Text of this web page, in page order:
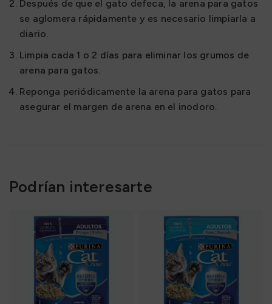
Después de que el gato defeca, la arena para gatos
se aglomera rápidamente y es necesario limpiarla a
diario.
Limpia cada 1 o 2 días para eliminar los grumos de
arena para gatos.
Reponga periódicamente la arena para gatos para
asegurar el margen de arena en el inodoro.
Podrían interesarte